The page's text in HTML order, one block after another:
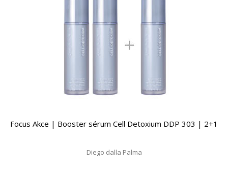
Focus Akce | Booster sérum Cell Detoxium DDP 303 | 2+1
Diego dalla Palma